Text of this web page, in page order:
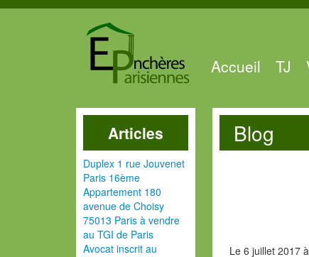
Accueil TJ
Articles
Duplex 1 rue Jouvenet
Paris 16ème
Appartement 180
avenue de Choisy
75013 Paris à vendre
au TGI de Paris
Avocat inscrit au
Blog
Le 6 juillet 2017